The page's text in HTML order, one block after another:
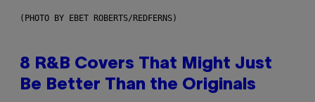
(PHOTO BY EBET ROBERTS/REDFERNS)
8 R&B Covers That Might Just
Be Better Than the Originals